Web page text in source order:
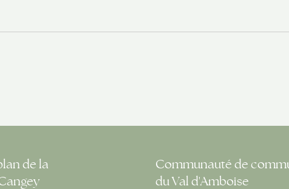
de la
Communauté de
du Val d'Amboise